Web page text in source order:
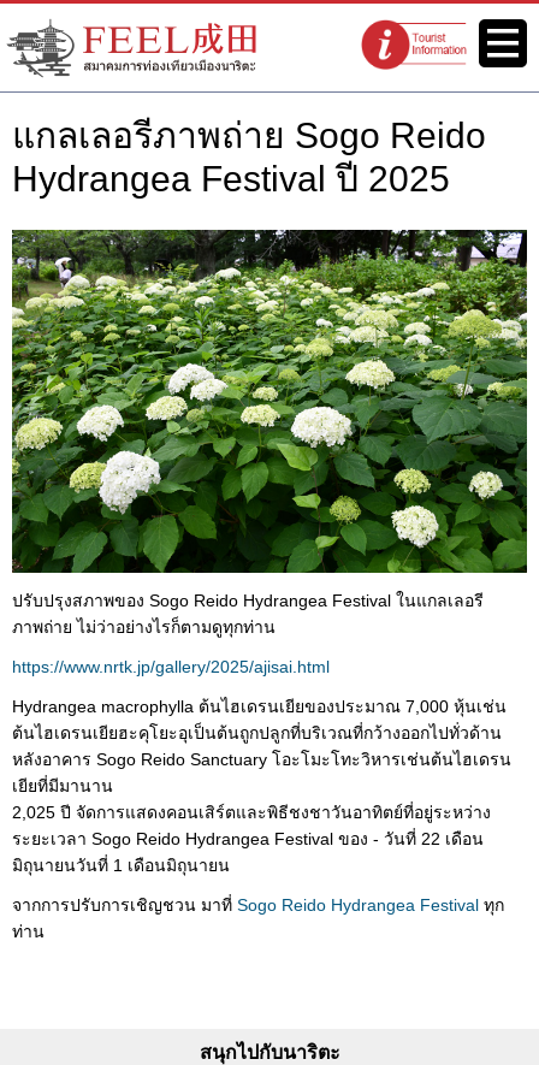
เว็บไซต์สมาคมการท่องเที่ยวเมือง
นาริตะ FEEL นาริตะ
จุดแนะนำนัก
ท่องเที่ยว
เมนู
แกลเลอรีภาพถ่าย Sogo Reido
Hydrangea Festival ปี 2025
ปรับปรุงสภาพของ Sogo Reido Hydrangea Festival ในแกลเลอรี
ภาพถ่าย ไม่ว่าอย่างไรก็ตามดูทุกท่าน
https://www.nrtk.jp/gallery/2025/ajisai.html
Hydrangea macrophylla ต้นไฮเดรนเยียของประมาณ 7,000 หุ้นเช่น
ต้นไฮเดรนเยียฮะคุโยะอุเป็นต้นถูกปลูกที่บริเวณที่กว้างออกไปทั่วด้าน
หลังอาคาร Sogo Reido Sanctuary โอะโมะโทะวิหารเช่นต้นไฮเดรน
เยียที่มีมานาน
2,025 ปี จัดการแสดงคอนเสิร์ตและพิธีชงชาวันอาทิตย์ที่อยู่ระหว่าง
ระยะเวลา Sogo Reido Hydrangea Festival ของ - วันที่ 22 เดือน
มิถุนายนวันที่ 1 เดือนมิถุนายน
จากการปรับการเชิญชวน มาที่ Sogo Reido Hydrangea Festival ทุก
ท่าน
สนุกไปกับนาริตะ